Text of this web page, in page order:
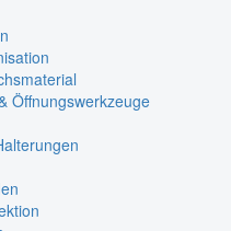
Öffnungswerkzeuge